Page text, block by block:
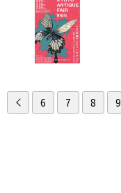
6 7 8 9